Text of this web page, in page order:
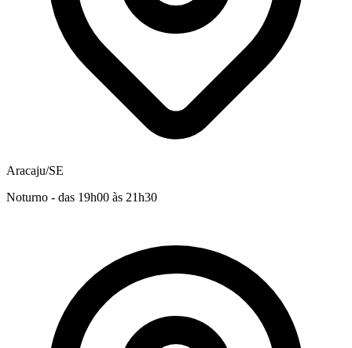
Aracaju/SE
Noturno - das 19h00 às 21h30